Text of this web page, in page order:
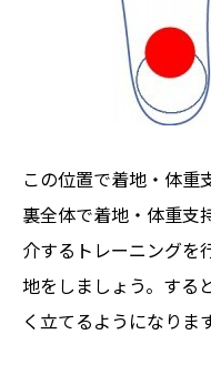
この位置で着地・体重
裏全体で着地・体重支
介するトレーニングを
地をしましょう。する
く立てるようになります